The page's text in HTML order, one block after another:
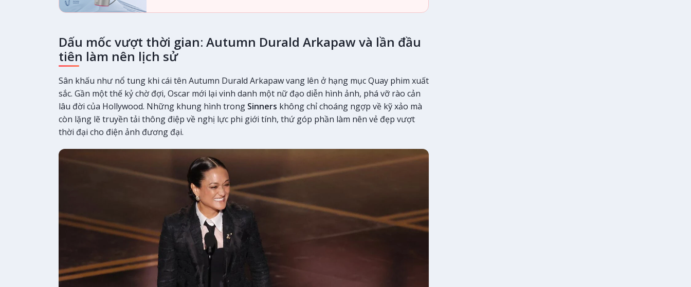
Dấu mốc vượt thời gian: Autumn Durald Arkapaw và lần đầu
tiên làm nên lịch sử
Sân khấu như nổ tung khi cái tên Autumn Durald Arkapaw vang lên ở hạng mục Quay phim xuất
sắc. Gần một thế kỷ chờ đợi, Oscar mới lại vinh danh một nữ đạo diễn hình ảnh, phá vỡ rào cản
lâu đời của Hollywood. Những khung hình trong Sinners không chỉ choáng ngợp về kỹ xảo mà
còn lặng lẽ truyền tải thông điệp về nghị lực phi giới tính, thứ góp phần làm nên vẻ đẹp vượt
thời đại cho điện ảnh đương đại.